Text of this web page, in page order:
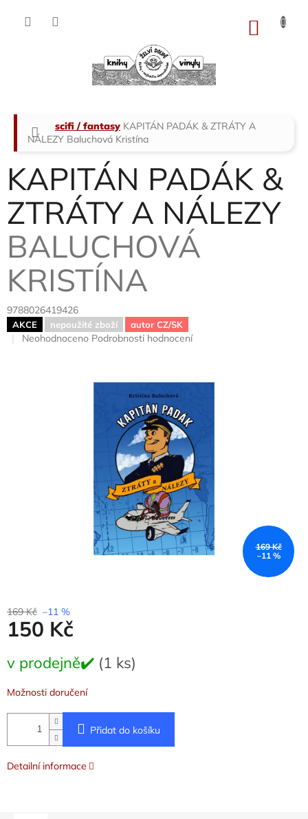
Domů
scifi / fantasy KAPITÁN PADÁK & ZTRÁTY A
NÁLEZY Baluchová Kristína
KAPITÁN PADÁK &
ZTRÁTY A NÁLEZY
BALUCHOVÁ
KRISTÍNA
9788026419426
AKCE nepoužité zboží autor CZ/SK
Průměrné
Neohodnoceno Podrobnosti hodnocení
169 Kč
–11 %
169 Kč –11 %
150 Kč
cena:
v prodejně✔️ (1 ks)
Možnosti doručení
Přidat do košíku
Detailní informace